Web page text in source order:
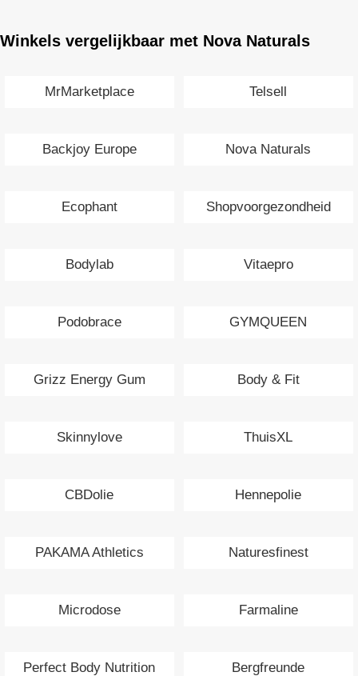
Winkels vergelijkbaar met Nova Naturals
MrMarketplace Telsell
Backjoy Europe Nova Naturals
Ecophant Shopvoorgezondheid
Bodylab Vitaepro
Podobrace GYMQUEEN
Grizz Energy Gum Body & Fit
Skinnylove ThuisXL
CBDolie Hennepolie
PAKAMA Athletics Naturesfinest
Microdose Farmaline
Perfect Body Nutrition Bergfreunde